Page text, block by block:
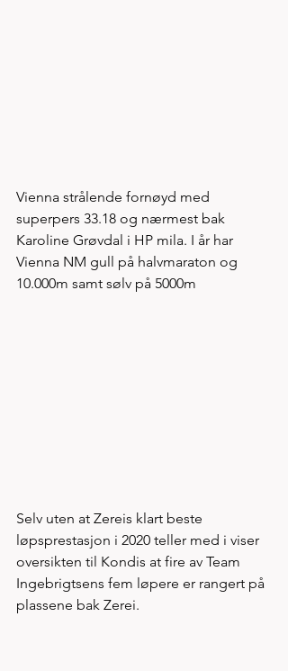
Vienna strålende fornøyd med
superpers 33.18 og nærmest bak
Karoline Grøvdal i HP mila. I år har
Vienna NM gull på halvmaraton og
10.000m samt sølv på 5000m
Selv uten at Zereis klart beste
løpsprestasjon i 2020 teller med i viser
oversikten til Kondis at fire av Team
Ingebrigtsens fem løpere er rangert på
plassene bak Zerei.